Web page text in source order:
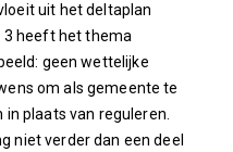
uit het deltaplan
heeft het thema
geen wettelijke
om als gemeente te
plaats van reguleren.
niet verder dan een deel